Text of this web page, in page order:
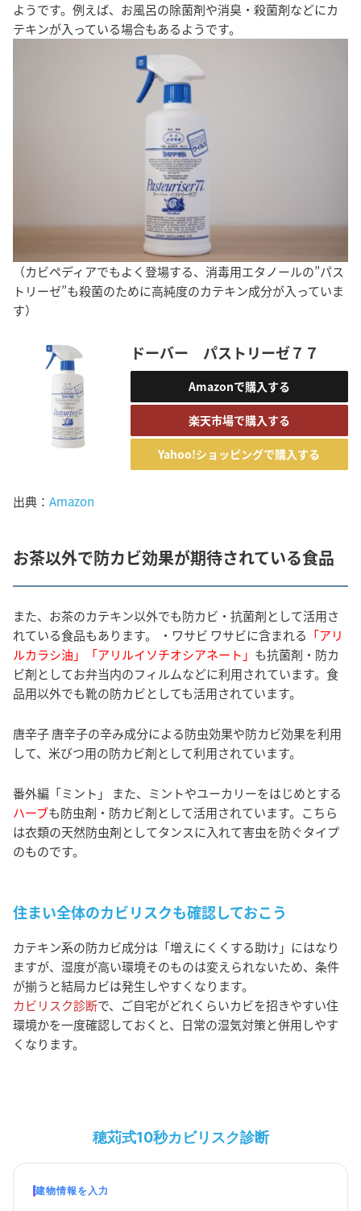
ようです。例えば、お風呂の除菌剤や消臭・殺菌剤などにカ
テキンが入っている場合もあるようです。
（カビペディアでもよく登場する、消毒用エタノールの”パス
トリーゼ”も殺菌のために高純度のカテキン成分が入っていま
す）
ドーバー パストリーゼ７７
Amazonで購入する
楽天市場で購入する
Yahoo!ショッピングで購入する
出典： Amazon
お茶以外で防カビ効果が期待されている食品
また、お茶のカテキン以外でも防カビ・抗菌剤として活用さ
れている食品もあります。 ・ワサビ ワサビに含まれる 「アリ
ルカラシ油」「アリルイソチオシアネート」 も抗菌剤・防カ
ビ剤としてお弁当内のフィルムなどに利用されています。食
品用以外でも靴の防カビとしても活用されています。
唐辛子 唐辛子の辛み成分による防虫効果や防カビ効果を利用
して、米びつ用の防カビ剤として利用されています。
番外編「ミント」 また、ミントやユーカリーをはじめとする
ハーブも防虫剤・防カビ剤として活用されています。こちら
は衣類の天然防虫剤としてタンスに入れて害虫を防ぐタイプ
のものです。
住まい全体のカビリスクも確認しておこう
カテキン系の防カビ成分は「増えにくくする助け」にはなり
ますが、湿度が高い環境そのものは変えられないため、条件
が揃うと結局カビは発生しやすくなります。
カビリスク診断で、ご自宅がどれくらいカビを招きやすい住
環境かを一度確認しておくと、日常の湿気対策と併用しやす
くなります。
穂苅式10秒カビリスク診断
建物情報を入力